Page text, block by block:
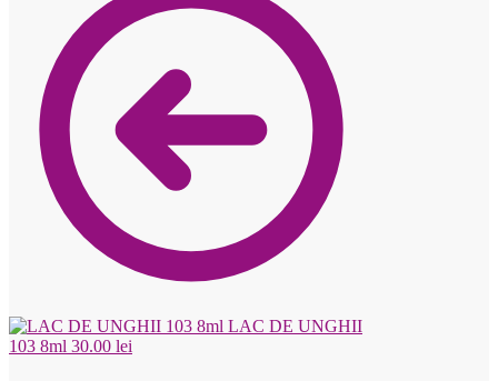
LAC DE UNGHII
103 8ml 30.00 lei